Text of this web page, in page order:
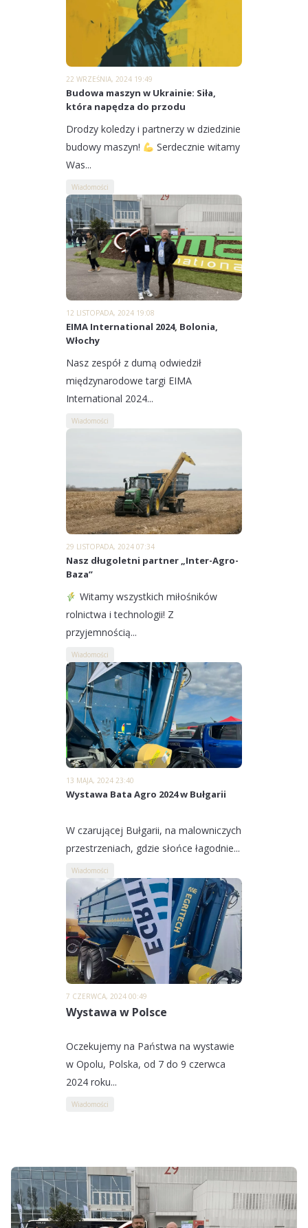
22 WRZEŚNIA, 2024 19:49
Budowa maszyn w Ukrainie: Siła,
która napędza do przodu
Drodzy koledzy i partnerzy w dziedzinie
budowy maszyn!
Serdecznie witamy
Was...
Wiadomości
12 LISTOPADA, 2024 19:08
EIMA International 2024, Bolonia,
Włochy
Nasz zespół z dumą odwiedził
międzynarodowe targi EIMA
International 2024...
Wiadomości
29 LISTOPADA, 2024 07:34
Nasz długoletni partner „Inter-Agro-
Baza”
Witamy wszystkich miłośników
rolnictwa i technologii! Z
przyjemnością...
Wiadomości
13 MAJA, 2024 23:40
Wystawa Bata Agro 2024 w Bułgarii
W czarującej Bułgarii, na malowniczych
przestrzeniach, gdzie słońce łagodnie...
Wiadomości
7 CZERWCA, 2024 00:49
Wystawa w Polsce
Oczekujemy na Państwa na wystawie
w Opolu, Polska, od 7 do 9 czerwca
2024 roku...
Wiadomości